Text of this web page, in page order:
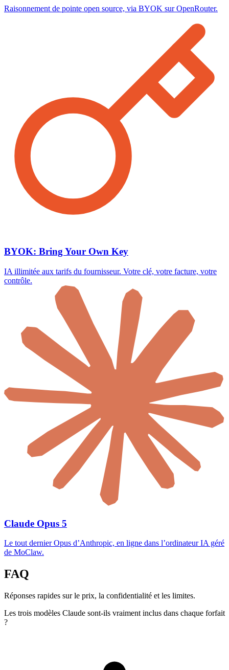
Raisonnement de pointe open source, via BYOK sur OpenRouter.
BYOK: Bring Your Own Key
IA illimitée aux tarifs du fournisseur. Votre clé, votre facture, votre
contrôle.
Claude Opus 5
Le tout dernier Opus d’Anthropic, en ligne dans l’ordinateur IA géré
de MoClaw.
FAQ
Réponses rapides sur le prix, la confidentialité et les limites.
Les trois modèles Claude sont-ils vraiment inclus dans chaque forfait
?